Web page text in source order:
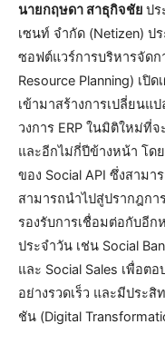
นายกฤษดา สาธุกิจชัย ปร
เซนท์ จำกัด (Netizen) ป
ซอฟต์แวร์การบริหารจัดก
Resource Planning) เปิ
เข้ามาสร้างการเปลี่ยนแ
วงการ ERP ในมิติใหม่ที่
และอีกไม่กี่ปีข้างหน้า โด
ของ Social API ซึ่งสามา
สามารถนำไปสู่ปรากฎกา
รองรับการเชื่อมต่อกับอีก
ประจำวัน เช่น Social
และ Social Sales เพื่อต
อย่างรวดเร็ว และมีประ
ชัน (Digital